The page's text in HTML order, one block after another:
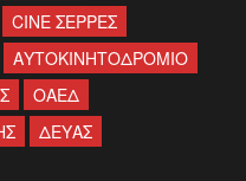
CINE ΣΕΡΡΕΣ
ΑΥΤΟΚΙΝΗΤΟΔΡΟΜΙΟ
ΟΑΕΔ
ΔΕΥΑΣ